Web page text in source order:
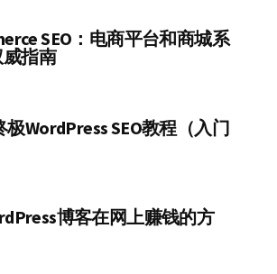
SEO：电商平台和商城系
威指南
WordPress SEO教程（入门
博客在网上赚钱的方